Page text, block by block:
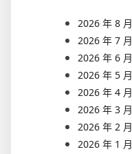
2026 年 8 月
2026 年 7 月
2026 年 6 月
2026 年 5 月
2026 年 4 月
2026 年 3 月
2026 年 2 月
2026 年 1 月